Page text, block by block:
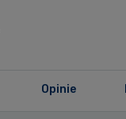
Opinie